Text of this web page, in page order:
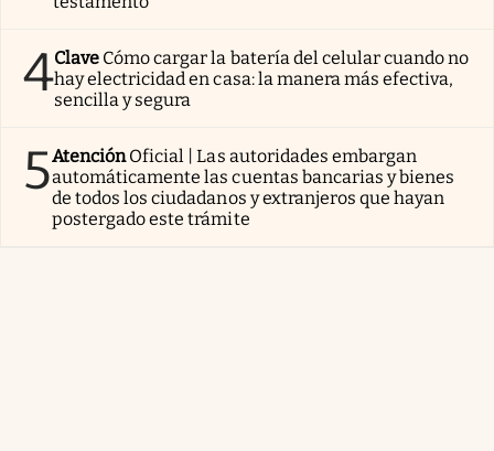
4Clave Cómo cargar la batería del celular cuando no
hay electricidad en casa: la manera más efectiva,
sencilla y segura
5AtenciónOficial | Las autoridades embargan
automáticamente las cuentas bancarias y bienes
de todos los ciudadanos y extranjeros que hayan
postergado este trámite